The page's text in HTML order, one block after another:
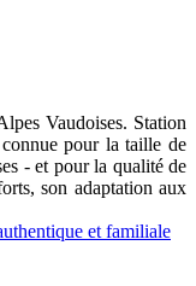
Vaudoises. Station
pour la taille de
- et pour la qualité de
son adaptation aux
et familiale